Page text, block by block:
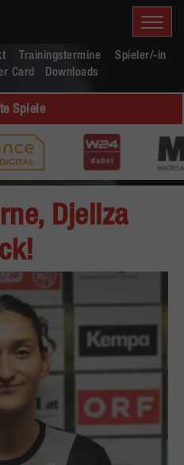
Trainingstermine
Spieler/-in
Card Downloads
Spiele
Djellza